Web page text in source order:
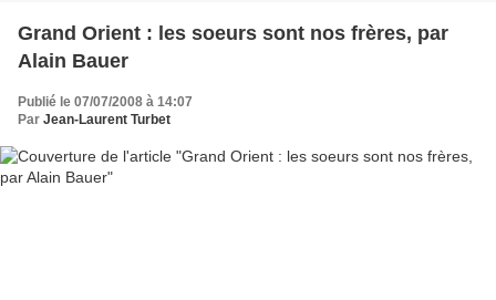
Grand Orient : les soeurs sont nos frères, par
Alain Bauer
Publié le 07/07/2008 à 14:07
Par Jean-Laurent Turbet